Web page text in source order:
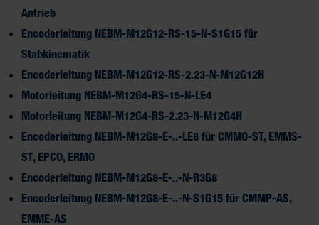
Antrieb
Encoderleitung NEBM-M12G12-RS-15-N-S1G15 für
Stabkinematik
Encoderleitung NEBM-M12G12-RS-2.23-N-M12G12H
Motorleitung NEBM-M12G4-RS-15-N-LE4
Motorleitung NEBM-M12G4-RS-2.23-N-M12G4H
Encoderleitung NEBM-M12G8-E-..-LE8 für CMMO-ST, EMMS-
ST, EPCO, ERMO
Encoderleitung NEBM-M12G8-E-..-N-R3G8
Encoderleitung NEBM-M12G8-E-..-N-S1G15 für CMMP-AS,
EMME-AS